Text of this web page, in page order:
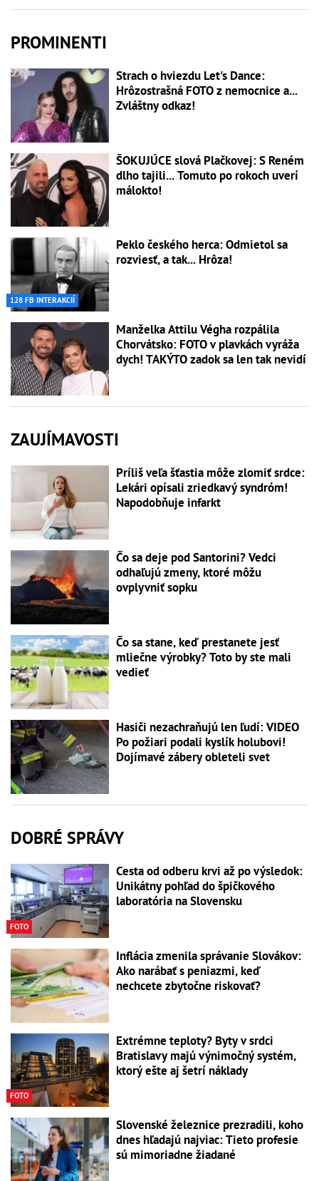
PROMINENTI
Strach o hviezdu Let's Dance:
Hrôzostrašná FOTO z nemocnice a...
Zvláštny odkaz!
ŠOKUJÚCE slová Plačkovej: S Reném
dlho tajili... Tomuto po rokoch uverí
málokto!
128 FB INTERAKCIÍ
Peklo českého herca: Odmietol sa
rozviesť, a tak... Hrôza!
Manželka Attilu Végha rozpálila
Chorvátsko: FOTO v plavkách vyráža
dych! TAKÝTO zadok sa len tak nevidí
ZAUJÍMAVOSTI
Príliš veľa šťastia môže zlomiť srdce:
Lekári opísali zriedkavý syndróm!
Napodobňuje infarkt
Čo sa deje pod Santorini? Vedci
odhaľujú zmeny, ktoré môžu
ovplyvniť sopku
Čo sa stane, keď prestanete jesť
mliečne výrobky? Toto by ste mali
vedieť
Hasiči nezachraňujú len ľudí: VIDEO
Po požiari podali kyslík holubovi!
Dojímavé zábery obleteli svet
DOBRÉ SPRÁVY
FOTO
Cesta od odberu krvi až po výsledok:
Unikátny pohľad do špičkového
laboratória na Slovensku
Inflácia zmenila správanie Slovákov:
Ako narábať s peniazmi, keď
nechcete zbytočne riskovať?
FOTO
Extrémne teploty? Byty v srdci
Bratislavy majú výnimočný systém,
ktorý ešte aj šetrí náklady
Slovenské železnice prezradili, koho
dnes hľadajú najviac: Tieto profesie
sú mimoriadne žiadané